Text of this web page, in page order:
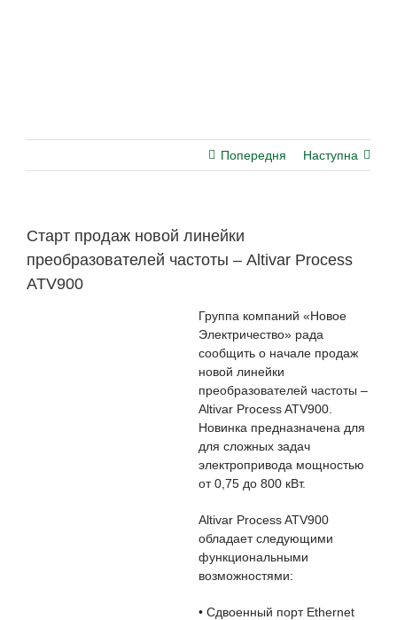
Попередня Наступна
Старт продаж новой линейки
преобразователей частоты – Altivar Process
ATV900
Группа компаний «Новое
Электричество» рада
сообщить о начале продаж
новой линейки
преобразователей частоты –
Altivar Process ATV900.
Новинка предназначена для
для сложных задач
электропривода мощностью
от 0,75 до 800 кВт.
Altivar Process ATV900
обладает следующими
функциональными
возможностями:
• Сдвоенный порт Ethernet